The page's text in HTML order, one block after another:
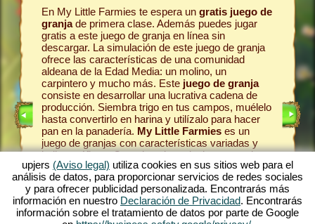
sin
jugar
uno
es
ofrece
en el
. Juega
alguno
En My Little Farmies te espera un gratis juego de
granjade primera clase. Además puedes jugar
gratis a este juego de granja en línea sin
descargar. La simulación de este juego de granja
ofrece las características de una comunidad
aldeana de la Edad Media: un molino, un
carpintero y mucho más. Este juego de granja
consiste en desarrollar una lucrativa cadena de
producción. Siembra trigo en tus campos, muélelo
hasta convertirlo en harina y utilízalo para hacer
pan en la panadería. My Little Farmieses un
juego de granjas con características variadas y
bellos gráficos. Organizas la agricultura en todas
sus facetas: desde el cultivo de hortalizas hasta la
cría de animales de granja. Encontrarás en el
juego gratis onlineanimales de granja
tradicionales como el cerdo Mangalica o la gallina
sedosa. Crea florecientes paisajes en My Little
la
el
en la
Como
las
en la
una
pueblo
tu
máximo
entorno
upjers (Aviso legal) utiliza cookies en sus sitios web para el
análisis de datos, para proporcionar servicios de redes sociales
y para ofrecer publicidad personalizada. Encontrarás más
información en nuestro Declaración de Privacidad. Encontrarás
información sobre el tratamiento de datos por parte de Google